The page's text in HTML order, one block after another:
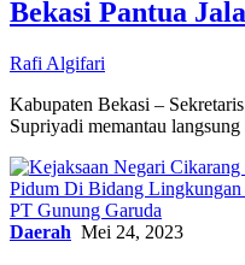
Bekasi Pantua
Rafi Algifari
Kabupaten Bekasi –
Supriyadi memantau
Daerah Mei 24, 2023